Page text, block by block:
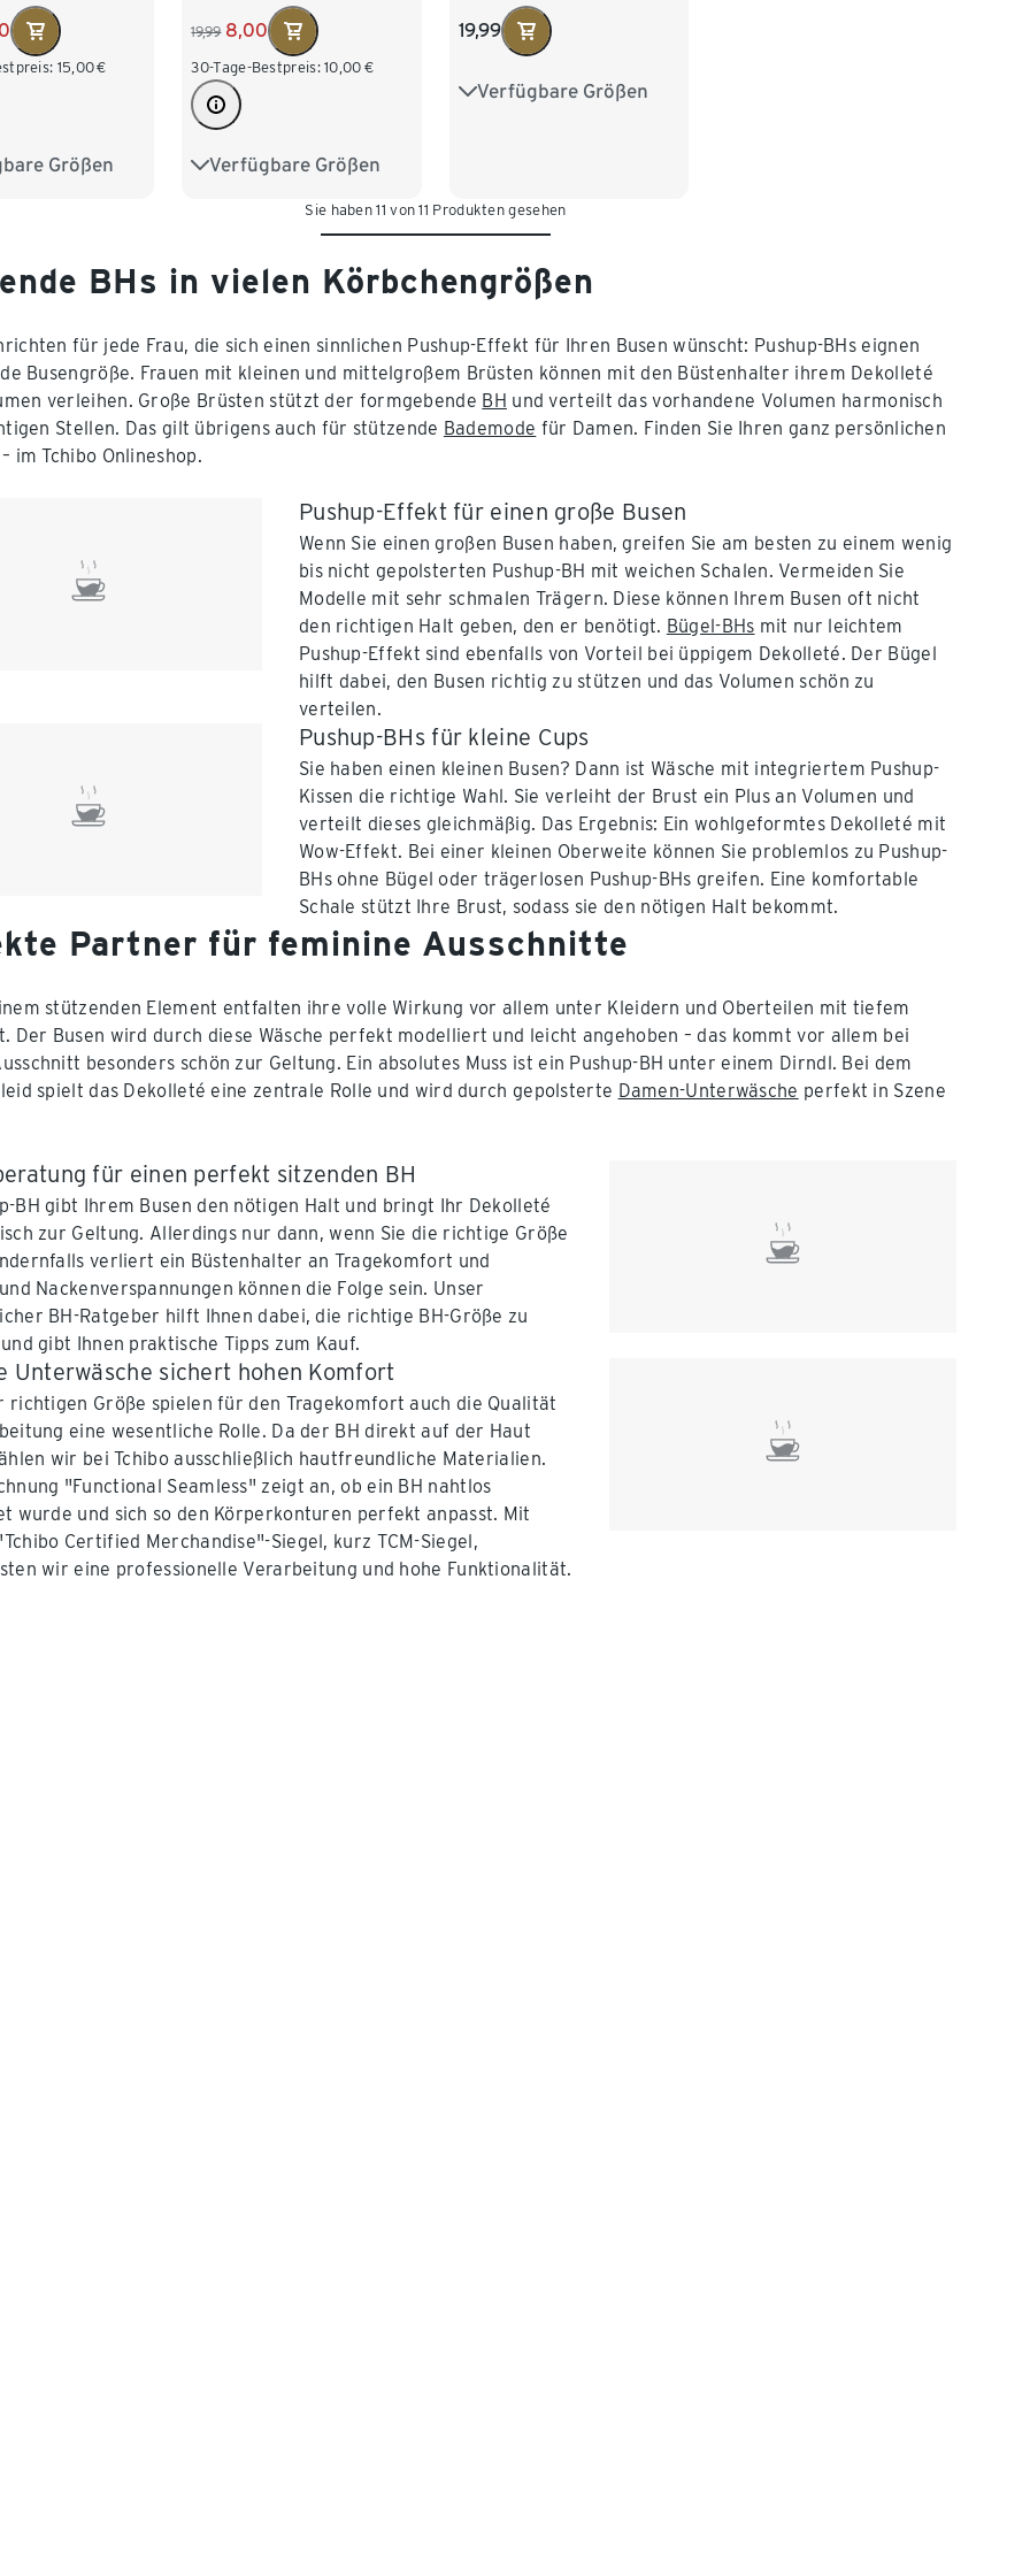
15,00€
Größen
80A
19,99 8,00
30-Tage-Bestpreis: 10,00 €
Verfügbare Größen
70B 70C 75A
80B
85A 85B
19,99
Verfügbare Größen
75A 75B 80A
Sie haben 11 von 11 Produkten gesehen
BHs in vielen Körbchengrößen
für jede Frau, die sich einen sinnlichen Pushup-Effekt für Ihren Busen wünscht: Pushup-BHs eignen
Busengröße. Frauen mit kleinen und mittelgroßem Brüsten können mit den Büstenhalter ihrem Dekolleté
verleihen. Große Brüsten stützt der formgebende BH und verteilt das vorhandene Volumen harmonisch
Stellen. Das gilt übrigens auch für stützende Bademode für Damen. Finden Sie Ihren ganz persönlichen
im Tchibo Onlineshop.
Pushup-Effekt für einen große Busen
Wenn Sie einen großen Busen haben, greifen Sie am besten zu einem wenig
bis nicht gepolsterten Pushup-BH mit weichen Schalen. Vermeiden Sie
Modelle mit sehr schmalen Trägern. Diese können Ihrem Busen oft nicht
den richtigen Halt geben, den er benötigt. Bügel-BHs mit nur leichtem
Pushup-Effekt sind ebenfalls von Vorteil bei üppigem Dekolleté. Der Bügel
hilft dabei, den Busen richtig zu stützen und das Volumen schön zu
verteilen.
Pushup-BHs für kleine Cups
Sie haben einen kleinen Busen? Dann ist Wäsche mit integriertem Pushup-
Kissen die richtige Wahl. Sie verleiht der Brust ein Plus an Volumen und
verteilt dieses gleichmäßig. Das Ergebnis: Ein wohlgeformtes Dekolleté mit
Wow-Effekt. Bei einer kleinen Oberweite können Sie problemlos zu Pushup-
BHs ohne Bügel oder trägerlosen Pushup-BHs greifen. Eine komfortable
Schale stützt Ihre Brust, sodass sie den nötigen Halt bekommt.
Partner für feminine Ausschnitte
stützenden Element entfalten ihre volle Wirkung vor allem unter Kleidern und Oberteilen mit tiefem
Der Busen wird durch diese Wäsche perfekt modelliert und leicht angehoben – das kommt vor allem bei
besonders schön zur Geltung. Ein absolutes Muss ist ein Pushup-BH unter einem Dirndl. Bei dem
spielt das Dekolleté eine zentrale Rolle und wird durch gepolsterte Damen-Unterwäsche perfekt in Szene
für einen perfekt sitzenden BH
BH gibt Ihrem Busen den nötigen Halt und bringt Ihr Dekolleté
zur Geltung. Allerdings nur dann, wenn Sie die richtige Größe
verliert ein Büstenhalter an Tragekomfort und
Nackenverspannungen können die Folge sein. Unser
BH-Ratgeber hilft Ihnen dabei, die richtige BH-Größe zu
gibt Ihnen praktische Tipps zum Kauf.
Unterwäsche sichert hohen Komfort
richtigen Größe spielen für den Tragekomfort auch die Qualität
eine wesentliche Rolle. Da der BH direkt auf der Haut
wir bei Tchibo ausschließlich hautfreundliche Materialien.
"Functional Seamless" zeigt an, ob ein BH nahtlos
wurde und sich so den Körperkonturen perfekt anpasst. Mit
Certified Merchandise"-Siegel, kurz TCM-Siegel,
wir eine professionelle Verarbeitung und hohe Funktionalität.